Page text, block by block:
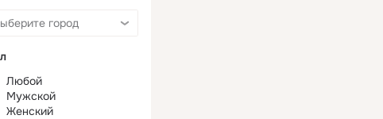
Любой
Мужской
Женский